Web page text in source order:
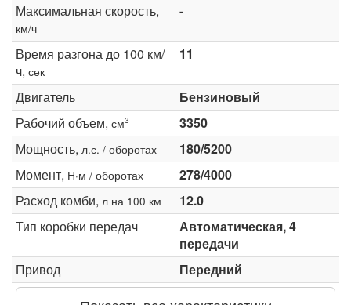
Максимальная скорость,
км/ч
-
Время разгона до 100 км/
ч, сек
11
Двигатель
Бензиновый
Рабочий объем, см3
3350
Мощность, л.с. / оборотах
180/5200
Момент, Н·м / оборотах
278/4000
Расход комби, л на 100 км
12.0
Тип коробки передач
Автоматическая, 4
передачи
Привод
Передний